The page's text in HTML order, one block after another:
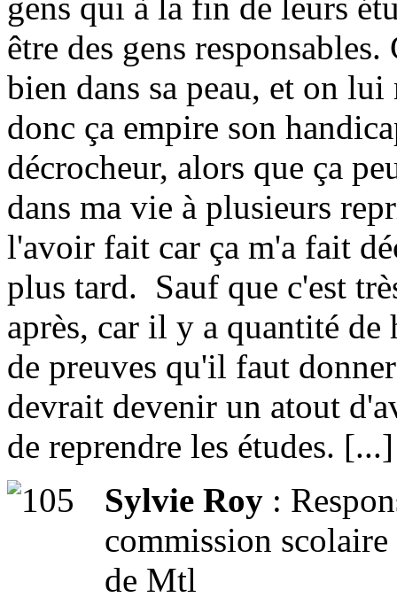
être des gens
bien dans sa peau, et on
donc ça empire son
décrocheur, alors que ça
dans ma vie à plusieurs
l'avoir fait car ça m'a fait
plus tard. Sauf que c'est
après, car il y a quantité de
de preuves qu'il faut
devrait devenir un atout
de reprendre les études. [...]
Sylvie Roy :
commission
de Mtl